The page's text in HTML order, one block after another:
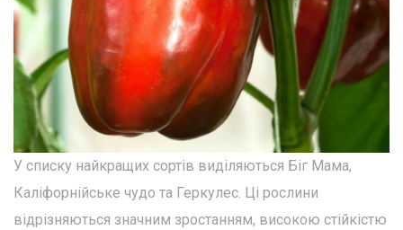
У списку найкращих сортів виділяються Біг Мама,
Каліфорнійське чудо та Геркулес. Ці рослини
відрізняються значним зростанням, високою стійкістю